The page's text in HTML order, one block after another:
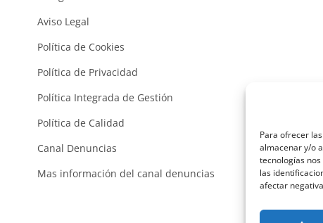
Para ofrecer
almacenar y/o
tecnologías
las
afectar
Aviso Legal
Política de Cookies
Política de Privacidad
Política Integrada de Gestión
Política de Calidad
Canal Denuncias
Mas información del canal denuncias